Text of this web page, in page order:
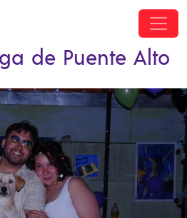
de Puente Alto